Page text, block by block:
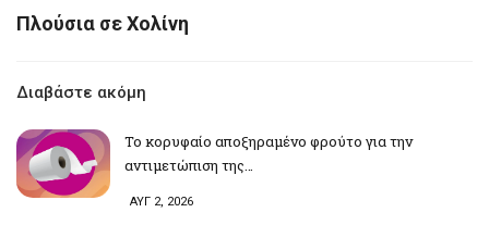
Πλούσια σε Χολίνη
Διαβάστε ακόμη
Το κορυφαίο αποξηραμένο φρούτο για την
αντιμετώπιση της…
ΑΥΓ 2, 2026